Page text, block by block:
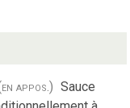
appos.) Sauce